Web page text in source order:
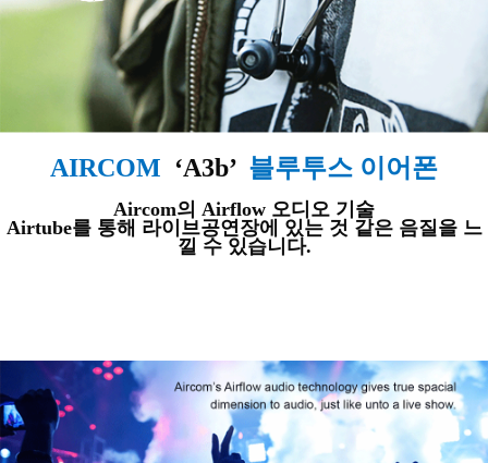
AIRCOM ‘A3b’ 블루투스 이어폰
Aircom의 Airflow 오디오 기술
Airtube를 통해 라이브공연장에 있는 것 같은 음질을 느
낄 수 있습니다.